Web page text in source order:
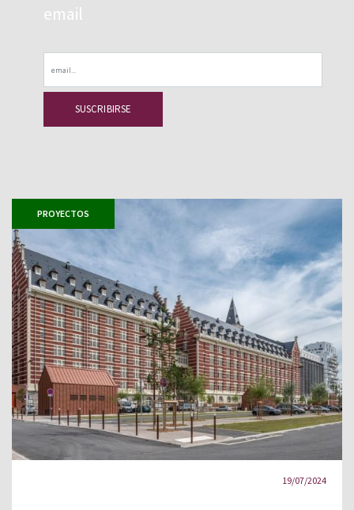
email
PROYECTOS
19/07/2024